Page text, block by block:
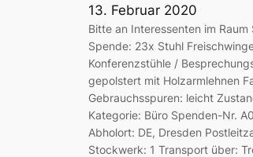
13. Februar 2020
Bitte an Interessenten im
Spende: 23x Stuhl
Konferenzstühle /
gepolstert mit Holzarmlehnen
Gebrauchsspuren: leicht
Kategorie: Büro Spenden-Nr.
Abholort: DE, Dresden
Stockwerk: 1 Transport über: